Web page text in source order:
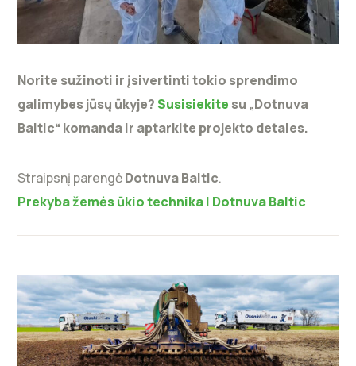
Norite sužinoti ir įsivertinti tokio sprendimo
galimybes jūsų ūkyje?Susisiekite su „Dotnuva
Baltic“ komanda ir aptarkite projekto detales.
Straipsnį parengėDotnuva Baltic.
Prekyba žemės ūkio technika | Dotnuva Baltic